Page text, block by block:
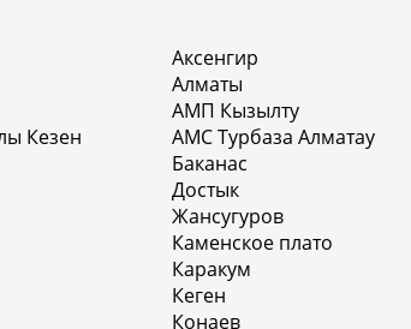
Кезен
Аксенгир
Алматы
АМП Кызылту
АМС Турбаза Алматау
Баканас
Достык
Жансугуров
Каменское плато
Каракум
Кеген
Конаев